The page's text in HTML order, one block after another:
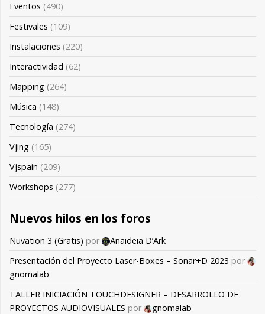
Eventos (490)
Festivales (109)
Instalaciones (220)
Interactividad (62)
Mapping (264)
Música (148)
Tecnología (274)
Vjing (165)
Vjspain (209)
Workshops (277)
Nuevos hilos en los foros
Nuvation 3 (Gratis) por
Anaideia D’Ark
Presentación del Proyecto Laser-Boxes – Sonar+D 2023 por
gnomalab
TALLER INICIACIÓN TOUCHDESIGNER – DESARROLLO DE
PROYECTOS AUDIOVISUALES por
gnomalab